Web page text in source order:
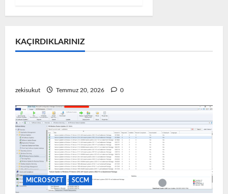
KAÇIRDIKLARINIZ
zekisukut Temmuz 20, 2026 0
MICROSOFT SCCM